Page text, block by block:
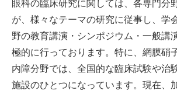
眼科の臨床研究に関しては、各専門分
が、様々なテーマの研究に従事し、学
野の教育講演・シンポジウム・一般講
極的に行っております。特に、網膜硝
内障分野では、全国的な臨床試験や治
施設のひとつになっています。現在、